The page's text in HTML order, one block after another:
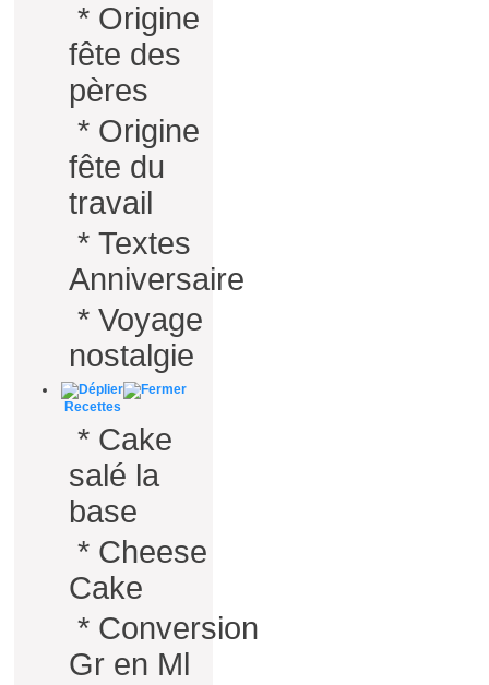
* Origine
fête des
pères
* Origine
fête du
travail
* Textes
Anniversaire
* Voyage
nostalgie
Recettes
* Cake
salé la
base
* Cheese
Cake
* Conversion
Gr en Ml